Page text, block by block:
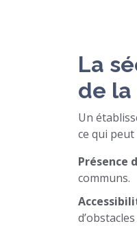
La
de
Un
ce qui
Présence
communs.